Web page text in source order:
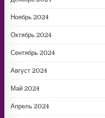
Ноябрь 2024
Октябрь 2024
Сентябрь 2024
Август 2024
Май 2024
Апрель 2024